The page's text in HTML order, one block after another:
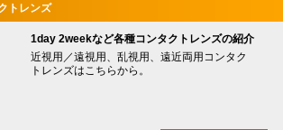
トレンズ
1day 2weekなど各種コンタクトレンズの紹介
近視用／遠視用、乱視用、遠近両用コンタク
トレンズはこちらから。